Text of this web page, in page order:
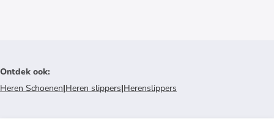
Ontdek ook:
Heren Schoenen|Heren slippers|Herenslippers